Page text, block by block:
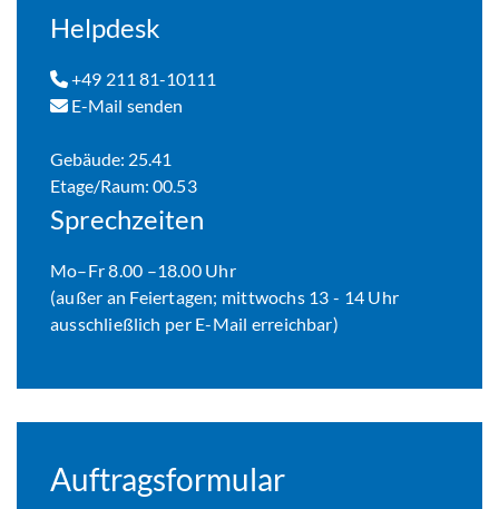
Helpdesk
+49 211 81-10111
E-Mail senden
Gebäude: 25.41
Etage/Raum: 00.53
Sprechzeiten
Mo–Fr 8.00 –18.00 Uhr
(außer an Feiertagen; mittwochs 13 - 14 Uhr
ausschließlich per E-Mail erreichbar)
Auftragsformular